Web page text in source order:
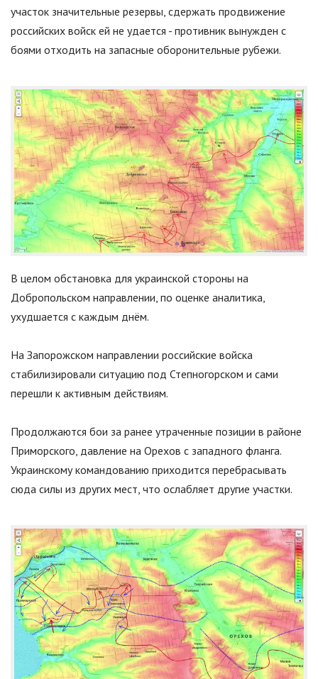
участок значительные резервы, сдержать продвижение
российских войск ей не удается - противник вынужден с
боями отходить на запасные оборонительные рубежи.
В целом обстановка для украинской стороны на
Добропольском направлении, по оценке аналитика,
ухудшается с каждым днём.
На Запорожском направлении российские войска
стабилизировали ситуацию под Степногорском и сами
перешли к активным действиям.
Продолжаются бои за ранее утраченные позиции в районе
Приморского, давление на Орехов с западного фланга.
Украинскому командованию приходится перебрасывать
сюда силы из других мест, что ослабляет другие участки.